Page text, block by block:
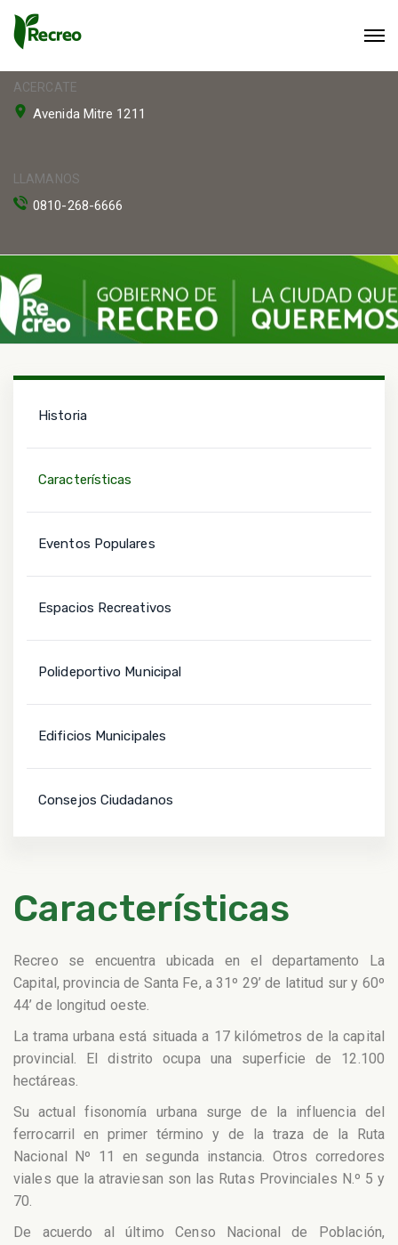
ACERCATE
Avenida Mitre 1211
LLAMANOS
0810-268-6666
Características
Recreo se encuentra ubicada en el departamento La
Capital, provincia de Santa Fe, a 31º 29’ de latitud sur y 60º
44’ de longitud oeste.
La trama urbana está situada a 17 kilómetros de la capital
provincial. El distrito ocupa una superficie de 12.100
hectáreas.
Su actual fisonomía urbana surge de la influencia del
ferrocarril en primer término y de la traza de la Ruta
Nacional Nº 11 en segunda instancia. Otros corredores
viales que la atraviesan son las Rutas Provinciales N.º 5 y
70.
De acuerdo al último Censo Nacional de Población,
Historia
Características
Eventos Populares
Espacios Recreativos
Polideportivo Municipal
Edificios Municipales
Consejos Ciudadanos